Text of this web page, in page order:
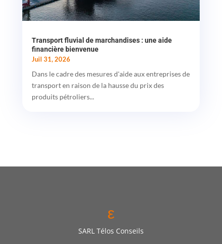
Transport fluvial de marchandises : une aide
financière bienvenue
Juil 31, 2026
Dans le cadre des mesures d'aide aux entreprises de
transport en raison de la hausse du prix des
produits pétroliers...
ε
SARL Télos Conseils